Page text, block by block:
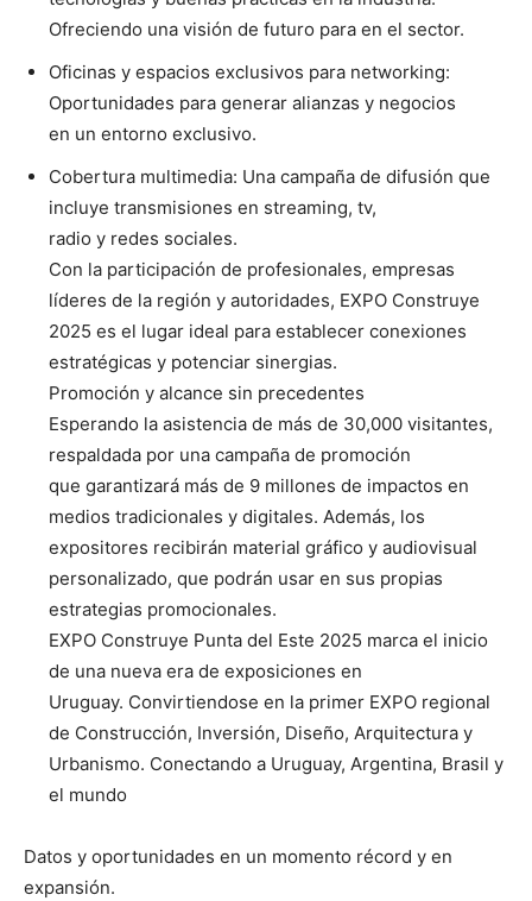
Ofreciendo una visión de futuro para en el sector.
Oficinas y espacios exclusivos para networking:
Oportunidades para generar alianzas y negocios
en un entorno exclusivo.
Cobertura multimedia: Una campaña de difusión que
incluye transmisiones en streaming, tv,
radio y redes sociales.
Con la participación de profesionales, empresas
líderes de la región y autoridades, EXPO Construye
2025 es el lugar ideal para establecer conexiones
estratégicas y potenciar sinergias.
Promoción y alcance sin precedentes
Esperando la asistencia de más de 30,000 visitantes,
respaldada por una campaña de promoción
que garantizará más de 9 millones de impactos en
medios tradicionales y digitales. Además, los
expositores recibirán material gráfico y audiovisual
personalizado, que podrán usar en sus propias
estrategias promocionales.
EXPO Construye Punta del Este 2025 marca el inicio
de una nueva era de exposiciones en
Uruguay. Convirtiendose en la primer EXPO regional
de Construcción, Inversión, Diseño, Arquitectura y
Urbanismo. Conectando a Uruguay, Argentina, Brasil y
el mundo
Datos y oportunidades en un momento récord y en
expansión.